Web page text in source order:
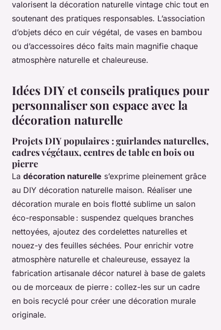
valorisent la décoration naturelle vintage chic tout en
soutenant des pratiques responsables. L’association
d’objets déco en cuir végétal, de vases en bambou
ou d’accessoires déco faits main magnifie chaque
atmosphère naturelle et chaleureuse.
Idées DIY et conseils pratiques pour
personnaliser son espace avec la
décoration naturelle
Projets DIY populaires : guirlandes naturelles,
cadres végétaux, centres de table en bois ou
pierre
La décoration naturelle s’exprime pleinement grâce
au DIY décoration naturelle maison. Réaliser une
décoration murale en bois flotté sublime un salon
éco-responsable : suspendez quelques branches
nettoyées, ajoutez des cordelettes naturelles et
nouez-y des feuilles séchées. Pour enrichir votre
atmosphère naturelle et chaleureuse, essayez la
fabrication artisanale décor naturel à base de galets
ou de morceaux de pierre : collez-les sur un cadre
en bois recyclé pour créer une décoration murale
originale.